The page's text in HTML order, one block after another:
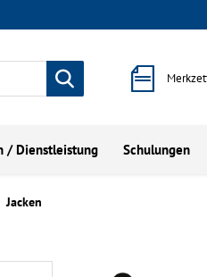
/ Dienstleistung Schulungen
Jacken